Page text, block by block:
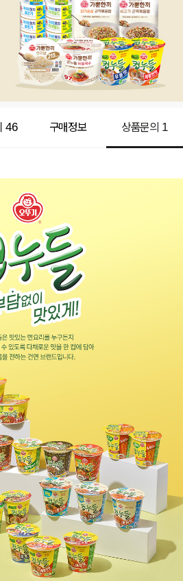
46 구매정보 상품문의 1